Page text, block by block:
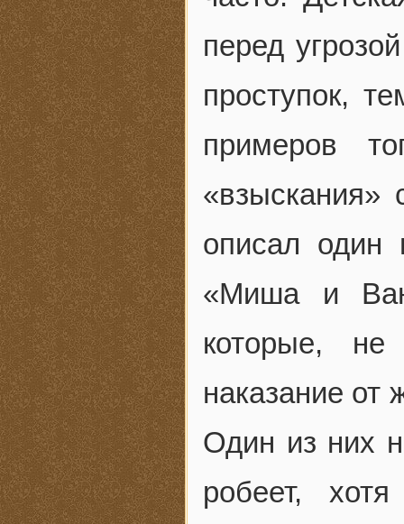
перед
проступок,
примеров
описал один
«Миша и
которые,
наказание от
Один из них
робеет,